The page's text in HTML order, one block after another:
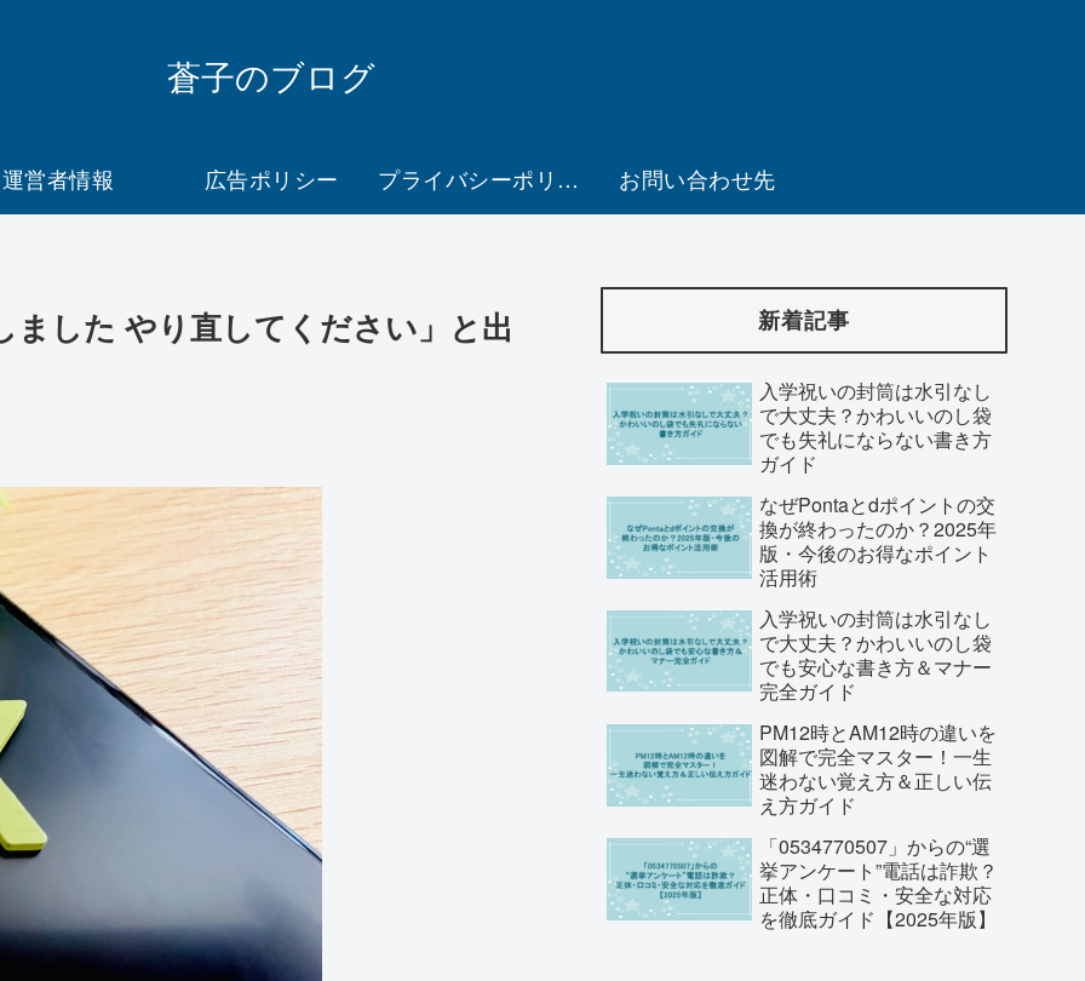
蒼子のブログ
運営者情報 広告ポリシー プライバシーポリシー・免責事項 お問い合わせ先
した やり直してください」と出 新着記事
入学祝いの封筒は水引なし
で大丈夫？かわいいのし袋
でも失礼にならない書き方
ガイド
なぜPontaとdポイントの交
換が終わったのか？2025年
版・今後のお得なポイント
活用術
入学祝いの封筒は水引なし
で大丈夫？かわいいのし袋
でも安心な書き方＆マナー
完全ガイド
PM12時とAM12時の違いを
図解で完全マスター！一生
迷わない覚え方＆正しい伝
え方ガイド
「0534770507」からの“選
挙アンケート”電話は詐欺？
正体・口コミ・安全な対応
を徹底ガイド【2025年版】